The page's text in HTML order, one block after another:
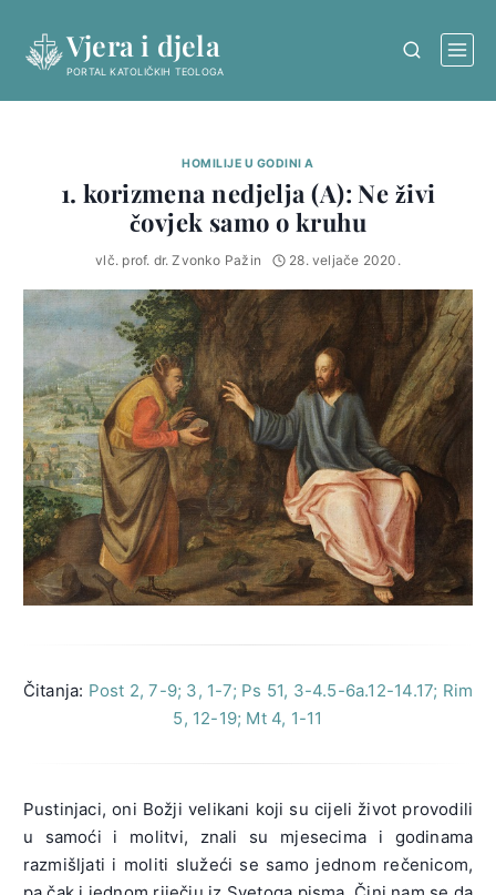
content
Vjera i djela
PORTAL KATOLIČKIH TEOLOGA
HOMILIJE U GODINI A
1. korizmena nedjelja (A): Ne živi
čovjek samo o kruhu
vlč. prof. dr. Zvonko Pažin 28. veljače 2020.
Čitanja: Post 2, 7-9; 3, 1-7; Ps 51, 3-4.5-6a.12-14.17; Rim
5, 12-19; Mt 4, 1-11
Pustinjaci, oni Božji velikani koji su cijeli život provodili
u samoći i molitvi, znali su mjesecima i godinama
razmišljati i moliti služeći se samo jednom rečenicom,